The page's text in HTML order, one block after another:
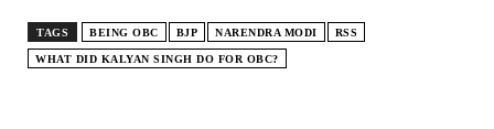
TAGS BEING OBC BJP NARENDRA MODI RSS
WHAT DID KALYAN SINGH DO FOR OBC?